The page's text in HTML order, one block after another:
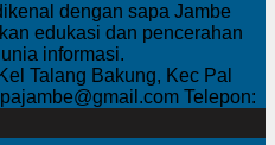
dengan sapa Jambe
edukasi dan pencerahan
informasi.
Talang Bakung, Kec Pal
Telepon: